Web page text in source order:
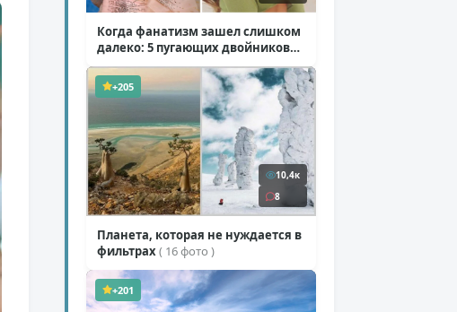
Когда фанатизм зашел слишком
далеко: 5 пугающих двойников
звезд( 10 фото )
+205
10,4к
8
Планета, которая не нуждается в
фильтрах( 16 фото )
+201